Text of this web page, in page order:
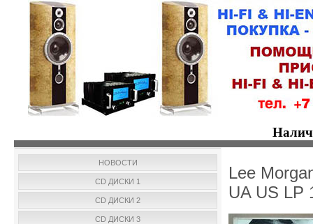
НОВОСТИ
CD ДИСКИ 1
CD ДИСКИ 2
CD ДИСКИ 3
Lee
UA US LP